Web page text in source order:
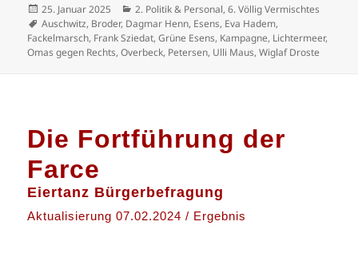
Veröffentlicht
am
25. Januar 2025 Kategorien
2. Politik & Personal,6. Völlig Vermischtes
Schlagwörter
Auschwitz, Broder, Dagmar Henn, Esens, Eva Hadem,
Fackelmarsch, Frank Sziedat,Grüne Esens, Kampagne, Lichtermeer,
Omas gegen Rechts,Overbeck, Petersen, Ulli Maus,Wiglaf Droste
Die Fortführung der
Farce
Eiertanz Bürgerbefragung
Aktualisierung 07.02.2024 / Ergebnis